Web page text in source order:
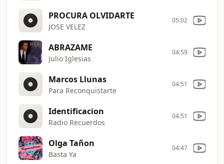
PROCURA OLVIDARTE
JOSE VELEZ
05:02
ABRAZAME
Julio Iglesias
04:59
Marcos Llunas
Para Reconquistarte
04:51
Identificacion
Radio Recuerdos
04:51
Olga Tañon
Basta Ya
04:47